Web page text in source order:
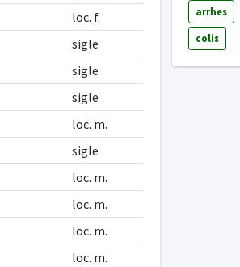
loc. f.
sigle
sigle
sigle
loc. m.
sigle
loc. m.
loc. m.
loc. m.
loc. m.
arrhes
colis